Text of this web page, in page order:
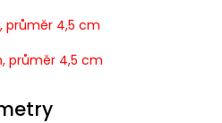
průměr 4,5 cm
průměr 4,5 cm